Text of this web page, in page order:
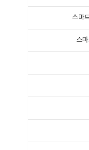
스마
스